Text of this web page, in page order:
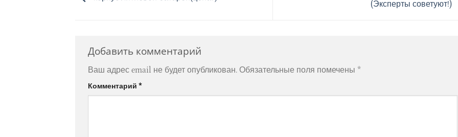
(Эксперты советуют!)
Добавить комментарий
Ваш адрес email не будет опубликован. Обязательные поля помечены *
Комментарий *